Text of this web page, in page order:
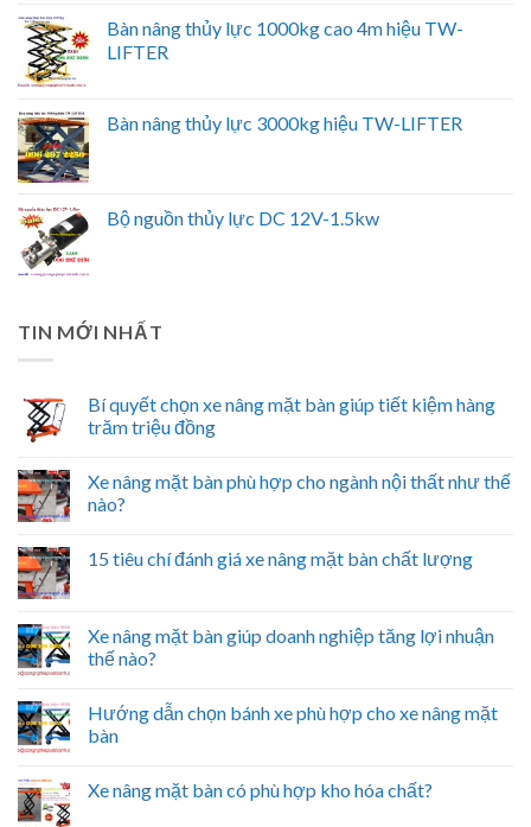
Bàn nâng thủy lực 1000kg cao 4m hiệu TW-
LIFTER
Bàn nâng thủy lực 3000kg hiệu TW-LIFTER
Bộ nguồn thủy lực DC 12V-1.5kw
TIN MỚI NHẤT
Bí quyết chọn xe nâng mặt bàn giúp tiết kiệm hàng
trăm triệu đồng
Xe nâng mặt bàn phù hợp cho ngành nội thất như thế
nào?
15 tiêu chí đánh giá xe nâng mặt bàn chất lượng
Xe nâng mặt bàn giúp doanh nghiệp tăng lợi nhuận
thế nào?
Hướng dẫn chọn bánh xe phù hợp cho xe nâng mặt
bàn
Xe nâng mặt bàn có phù hợp kho hóa chất?